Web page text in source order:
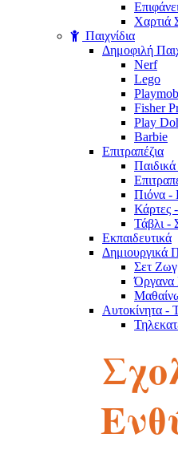
Χαρτιά
Παιχνίδια
Δημοφιλή
Nerf
Lego
Fisher
Play
Barbie
Επιτραπέζια
Παιδικά
Πιόνα -
Κάρτες
Τάβλι -
Εκπαιδευτικά
Δημιουργικά
Σετ
Όργανα
Αυτοκίνητα -
Πίστες
Παζλ
Παζλ
Παζλ
Κύβοι
Κούκλες -